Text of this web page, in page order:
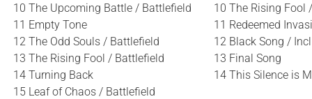
10 The Upcoming Battle / Battlefield
10 The Rising Fool
11 Empty Tone
11 Redeemed
12 The Odd Souls / Battlefield
12 Black Song /
13 The Rising Fool / Battlefield
13 Final Song
14 Turning Back
14 This Silence is
15 Leaf of Chaos / Battlefield